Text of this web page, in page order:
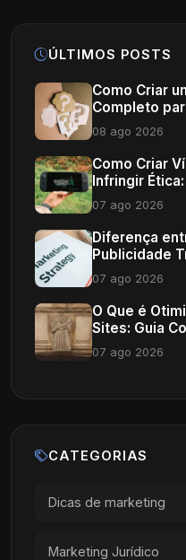
ÚLTIMOS POSTS
Como Criar
Completo
08 ago 2026
Como Criar
Infringir
Profissionais
07 ago 2026
Diferença
Publicidade
Completo
07 ago 2026
O Que é
Sites: Guia
Consultórios
07 ago 2026
CATEGORIAS
Dicas de marketing
Marketing Jurídico